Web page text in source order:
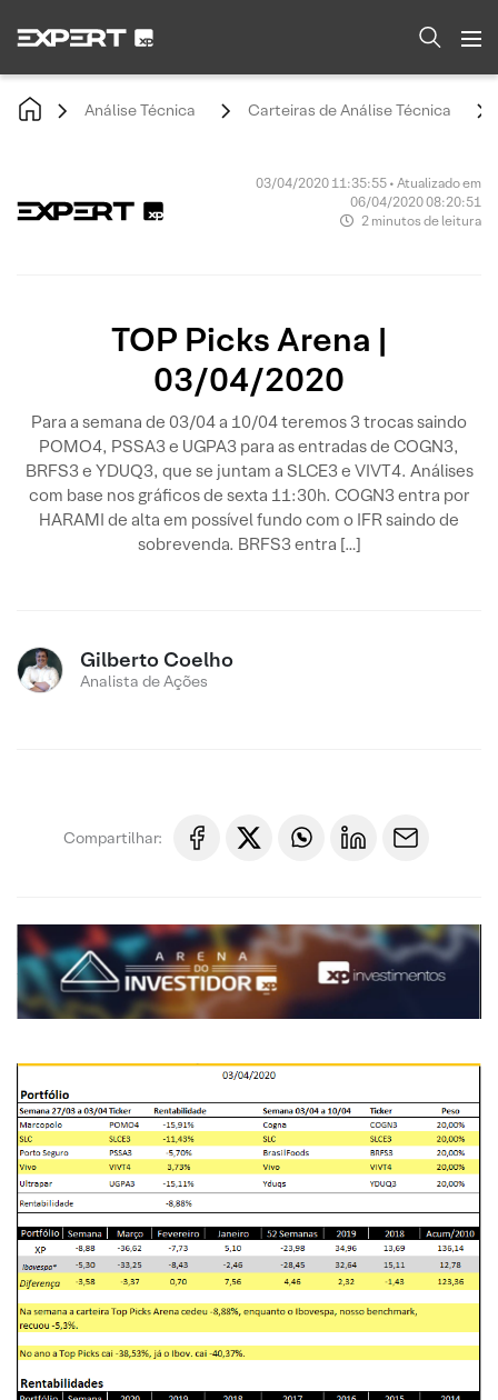
Análise Técnica Carteiras de Análise Técnica
03/04/2020 11:35:55 • Atualizado em
06/04/2020 08:20:51
2 minutos de leitura
TOP Picks Arena |
03/04/2020
Para a semana de 03/04 a 10/04 teremos 3 trocas saindo
POMO4, PSSA3 e UGPA3 para as entradas de COGN3,
BRFS3 e YDUQ3, que se juntam a SLCE3 e VIVT4. Análises
com base nos gráficos de sexta 11:30h. COGN3 entra por
HARAMI de alta em possível fundo com o IFR saindo de
sobrevenda. BRFS3 entra […]
Gilberto Coelho
Analista de Ações
Compartilhar: